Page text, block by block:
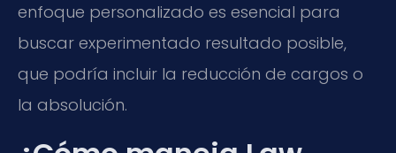
enfoque personalizado es esencial para
buscar experimentado resultado posible,
que podría incluir la reducción de cargos o
la absolución.